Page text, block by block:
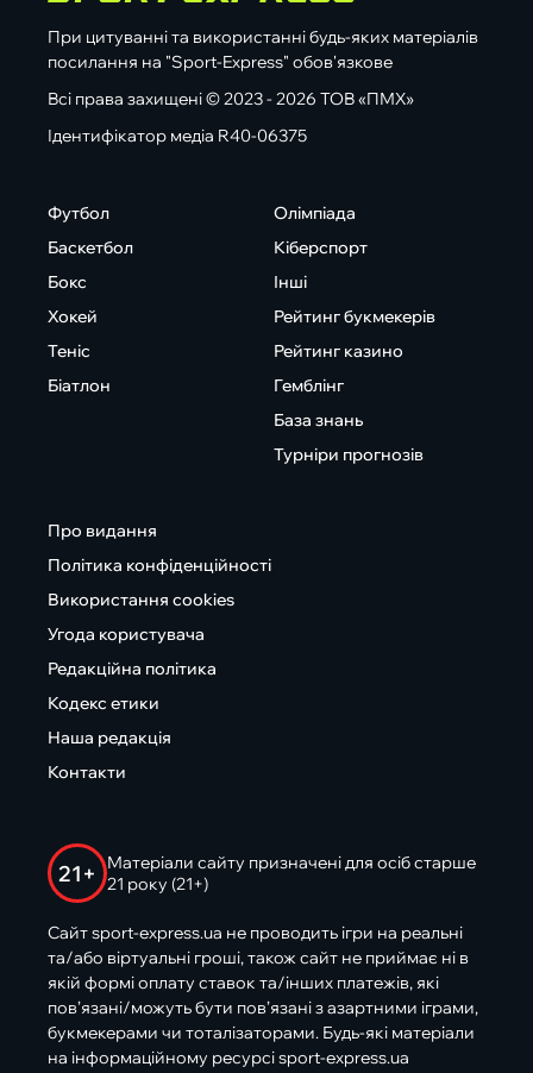
При цитуванні та використанні будь-яких матеріалів
посилання на "Sport-Express" обов'язкове
Всі права захищені © 2023 - 2026 ТОВ «ПМХ»
Ідентифікатор медіа R40-06375
Футбол
Баскетбол
Бокс
Хокей
Теніс
Біатлон
Олімпіада
Кіберспорт
Інші
Рейтинг букмекерів
Рейтинг казино
Гемблінг
База знань
Турніри прогнозів
Про видання
Політика конфіденційності
Використання cookies
Угода користувача
Редакційна політика
Кодекс етики
Наша редакція
Контакти
21+
Матеріали сайту призначені для осіб старше
21 року (21+)
Сайт sport-express.ua не проводить ігри на реальні
та/або віртуальні гроші, також сайт не приймає ні в
якій формі оплату ставок та/інших платежів, які
пов’язані/можуть бути пов’язані з азартними іграми,
букмекерами чи тоталізаторами. Будь-які матеріали
на інформаційному ресурсі sport-express.ua